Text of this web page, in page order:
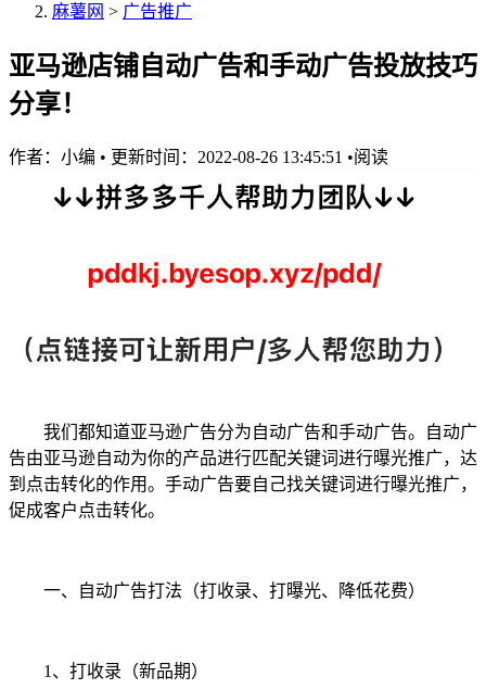
麻薯网 > 广告推广
亚马逊店铺自动广告和手动广告投放技巧
分享！
作者： 小编 • 更新时间：2022-08-26 13:45:51 •阅读
我们都知道亚马逊广告分为自动广告和手动广告。自动广
告由亚马逊自动为你的产品进行匹配关键词进行曝光推广，达
到点击转化的作用。手动广告要自己找关键词进行曝光推广，
促成客户点击转化。
一、自动广告打法（打收录、打曝光、降低花费）
1、打收录（新品期）